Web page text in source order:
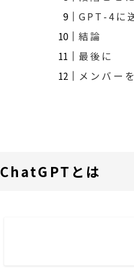
GPT-4に
結論
最後に
メンバー
ChatGPTとは